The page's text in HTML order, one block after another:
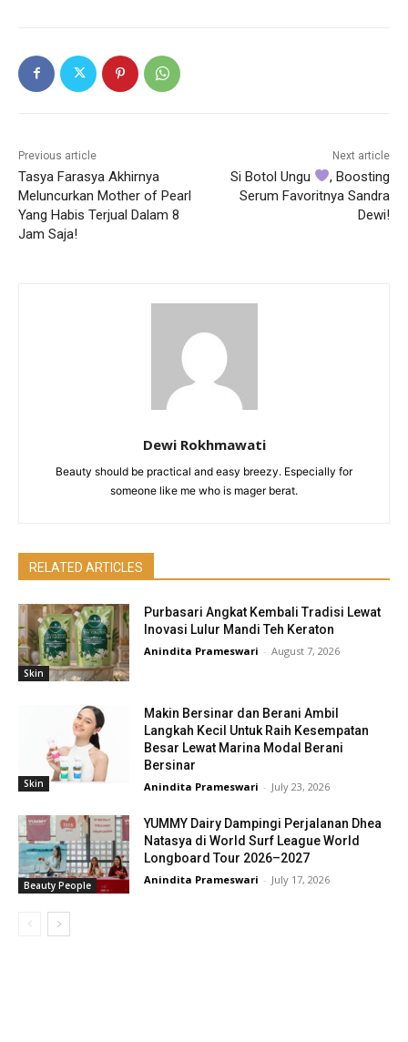
Previous article
Tasya Farasya Akhirnya
Meluncurkan Mother of Pearl
Yang Habis Terjual Dalam 8
Jam Saja!
Next article
Si Botol Ungu
, Boosting
Serum Favoritnya Sandra
Dewi!
Dewi Rokhmawati
Beauty should be practical and easy breezy. Especially for
someone like me who is mager berat.
RELATED ARTICLES
Skin
Purbasari Angkat Kembali Tradisi Lewat
Inovasi Lulur Mandi Teh Keraton
Anindita Prameswari - August 7, 2026
Skin
Makin Bersinar dan Berani Ambil
Langkah Kecil Untuk Raih Kesempatan
Besar Lewat Marina Modal Berani
Bersinar
Anindita Prameswari - July 23, 2026
Beauty People
YUMMY Dairy Dampingi Perjalanan Dhea
Natasya di World Surf League World
Longboard Tour 2026–2027
Anindita Prameswari - July 17, 2026